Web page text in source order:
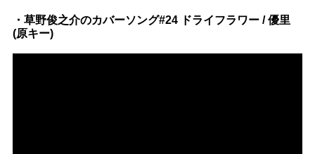
・草野俊之介のカバーソング#24 ドライフラワー / 優里
(原キー)